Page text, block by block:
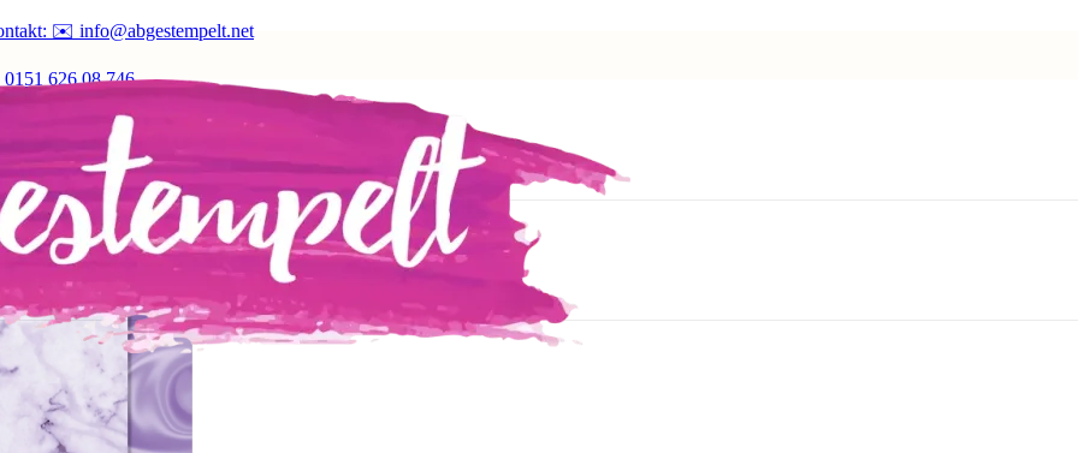
✉️ info@abgestempelt.net
0151 626 08 746